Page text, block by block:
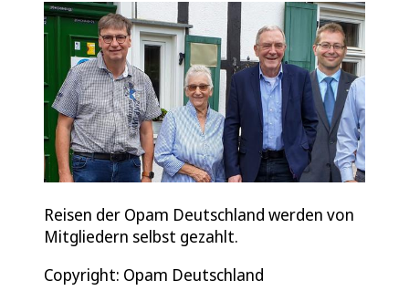
Reisen der Opam Deutschland werden von
Mitgliedern selbst gezahlt.
Copyright: Opam Deutschland